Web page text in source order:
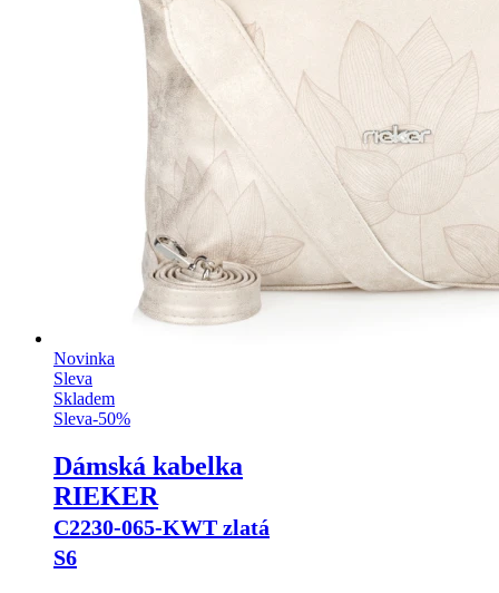
Novinka
Sleva
Skladem
Sleva-50%
Dámská kabelka
RIEKER
C2230-065-KWT zlatá
S6